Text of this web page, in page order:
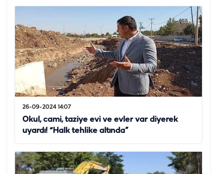
26-09-2024 14:07
Okul, cami, taziye evi ve evler var diyerek
uyardı! “Halk tehlike altında”